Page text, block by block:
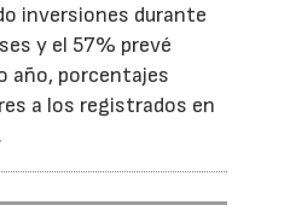
inversiones durante
y el 57% prevé
año, porcentajes
a los registrados en